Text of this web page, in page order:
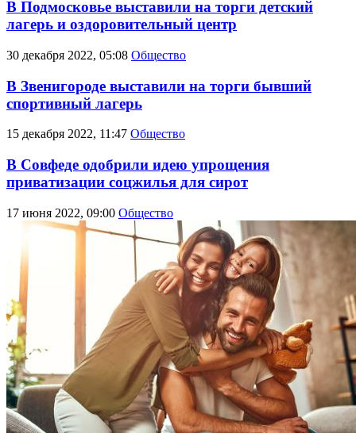
В Подмосковье выставили на торги детский
лагерь и оздоровительный центр
30 декабря 2022, 05:08 Общество
В Звенигороде выставили на торги бывший
спортивный лагерь
15 декабря 2022, 11:47 Общество
В Совфеде одобрили идею упрощения
приватизации соцжилья для сирот
17 июня 2022, 09:00 Общество